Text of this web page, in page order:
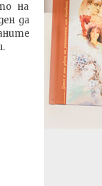
FREEze на
се крие в текста
на Корейската
ЧАСТ 1
на
да